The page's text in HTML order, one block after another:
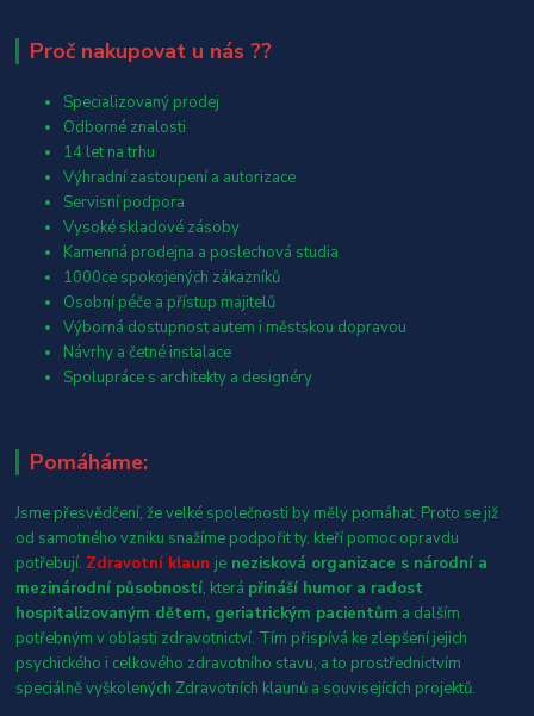
Proč nakupovat u nás ??
Specializovaný prodej
Odborné znalosti
14 let na trhu
Výhradní zastoupení a autorizace
Servisní podpora
Vysoké skladové zásoby
Kamenná prodejna a poslechová studia
1000ce spokojených zákazníků
Osobní péče a přístup majitelů
Výborná dostupnost autem i městskou dopravou
Návrhy a četné instalace
Spolupráce s architekty a designéry
Pomáháme:
Jsme přesvědčení, že velké společnosti by měly pomáhat. Proto se již
od samotného vzniku snažíme podpořit ty, kteří pomoc opravdu
potřebují. Zdravotní klaun je nezisková organizace s národní a
mezinárodní působností, která přináší humor a radost
hospitalizovaným dětem, geriatrickým pacientům a dalším
potřebným v oblasti zdravotnictví. Tím přispívá ke zlepšení jejich
psychického i celkového zdravotního stavu, a to prostřednictvím
speciálně vyškolených Zdravotních klaunů a souvisejících projektů.